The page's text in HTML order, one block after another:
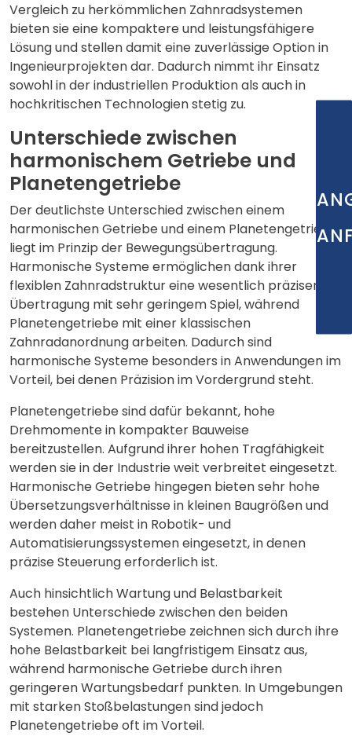
Vergleich zu herkömmlichen Zahnradsystemen
bieten sie eine kompaktere und leistungsfähigere
Lösung und stellen damit eine zuverlässige Option in
Ingenieurprojekten dar. Dadurch nimmt ihr Einsatz
sowohl in der industriellen Produktion als auch in
hochkritischen Technologien stetig zu.
Unterschiede zwischen
harmonischem Getriebe und
Planetengetriebe
Der deutlichste Unterschied zwischen einem
harmonischen Getriebe und einem Planetengetriebe
liegt im Prinzip der Bewegungsübertragung.
Harmonische Systeme ermöglichen dank ihrer
flexiblen Zahnradstruktur eine wesentlich präzisere
Übertragung mit sehr geringem Spiel, während
Planetengetriebe mit einer klassischen
Zahnradanordnung arbeiten. Dadurch sind
harmonische Systeme besonders in Anwendungen im
Vorteil, bei denen Präzision im Vordergrund steht.
Planetengetriebe sind dafür bekannt, hohe
Drehmomente in kompakter Bauweise
bereitzustellen. Aufgrund ihrer hohen Tragfähigkeit
werden sie in der Industrie weit verbreitet eingesetzt.
Harmonische Getriebe hingegen bieten sehr hohe
Übersetzungsverhältnisse in kleinen Baugrößen und
werden daher meist in Robotik- und
Automatisierungssystemen eingesetzt, in denen
präzise Steuerung erforderlich ist.
Auch hinsichtlich Wartung und Belastbarkeit
bestehen Unterschiede zwischen den beiden
Systemen. Planetengetriebe zeichnen sich durch ihre
hohe Belastbarkeit bei langfristigem Einsatz aus,
während harmonische Getriebe durch ihren
geringeren Wartungsbedarf punkten. In Umgebungen
mit starken Stoßbelastungen sind jedoch
Planetengetriebe oft im Vorteil.